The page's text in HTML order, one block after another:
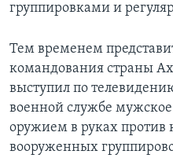
группировками и
Тем временем
командования страны
выступил по
военной службе
оружием в руках против
вооруженных